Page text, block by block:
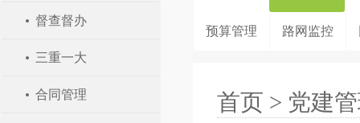
督查督办
三重一大
合同管理
预算管理 路网监控
首页 > 党建